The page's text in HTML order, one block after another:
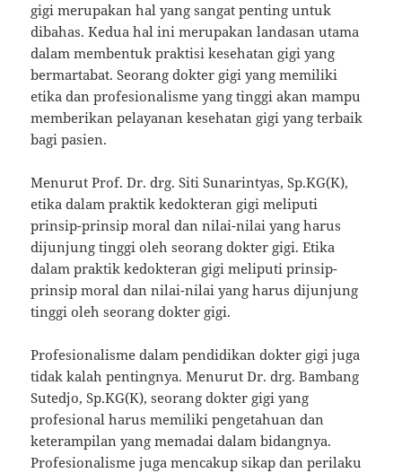
gigi merupakan hal yang sangat penting untuk
dibahas. Kedua hal ini merupakan landasan utama
dalam membentuk praktisi kesehatan gigi yang
bermartabat. Seorang dokter gigi yang memiliki
etika dan profesionalisme yang tinggi akan mampu
memberikan pelayanan kesehatan gigi yang terbaik
bagi pasien.
Menurut Prof. Dr. drg. Siti Sunarintyas, Sp.KG(K),
etika dalam praktik kedokteran gigi meliputi
prinsip-prinsip moral dan nilai-nilai yang harus
dijunjung tinggi oleh seorang dokter gigi. Etika
dalam praktik kedokteran gigi meliputi prinsip-
prinsip moral dan nilai-nilai yang harus dijunjung
tinggi oleh seorang dokter gigi.
Profesionalisme dalam pendidikan dokter gigi juga
tidak kalah pentingnya. Menurut Dr. drg. Bambang
Sutedjo, Sp.KG(K), seorang dokter gigi yang
profesional harus memiliki pengetahuan dan
keterampilan yang memadai dalam bidangnya.
Profesionalisme juga mencakup sikap dan perilaku